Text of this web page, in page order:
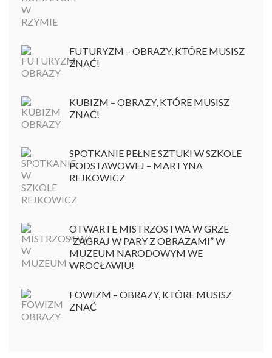
FUTURYZM – OBRAZY, KTÓRE MUSISZ
ZNAĆ!
KUBIZM – OBRAZY, KTÓRE MUSISZ
ZNAĆ!
SPOTKANIE PEŁNE SZTUKI W SZKOLE
PODSTAWOWEJ – MARTYNA
REJKOWICZ
OTWARTE MISTRZOSTWA W GRZE
“ZAGRAJ W PARY Z OBRAZAMI” W
MUZEUM NARODOWYM WE
WROCŁAWIU!
FOWIZM – OBRAZY, KTÓRE MUSISZ
ZNAĆ